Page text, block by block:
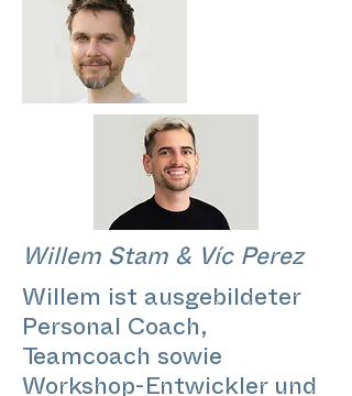
Willem Stam & Víc Perez
Willem ist ausgebildeter
Personal Coach,
Teamcoach sowie
Workshop-Entwickler und